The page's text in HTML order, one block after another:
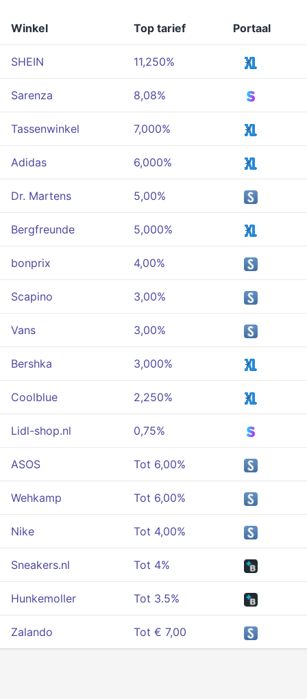
Winkel Top tarief Portaal
SHEIN 11,250%
Sarenza 8,08%
Tassenwinkel 7,000%
Adidas 6,000%
Dr. Martens 5,00%
Bergfreunde 5,000%
bonprix 4,00%
Scapino 3,00%
Vans 3,00%
Bershka 3,000%
Coolblue 2,250%
Lidl-shop.nl 0,75%
ASOS Tot 6,00%
Wehkamp Tot 6,00%
Nike Tot 4,00%
Sneakers.nl Tot 4%
Hunkemoller Tot 3.5%
Zalando Tot € 7,00